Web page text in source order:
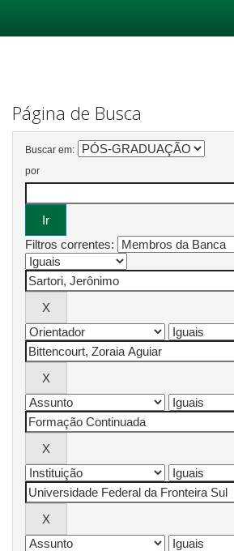
Página de Busca
Buscar em:
por
Filtros correntes: